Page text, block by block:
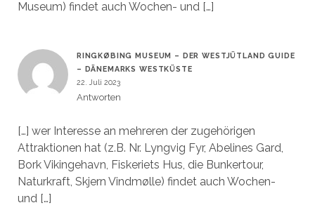
Museum) findet auch Wochen- und […]
RINGKØBING MUSEUM – DER WESTJÜTLAND GUIDE
– DÄNEMARKS WESTKÜSTE
22. Juli 2023
Antworten
[…] wer Interesse an mehreren der zugehörigen
Attraktionen hat (z.B. Nr. Lyngvig Fyr, Abelines Gard,
Bork Vikingehavn, Fiskeriets Hus, die Bunkertour,
Naturkraft, Skjern Vindmølle) findet auch Wochen-
und […]